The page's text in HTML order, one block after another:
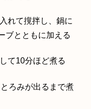
れて撹拌し、鍋に
ブとともに加える
て10分ほど煮る
ろみが出るまで煮